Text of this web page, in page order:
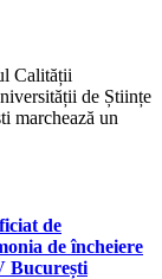
Calității
de Științe
marchează un
de
de încheiere
București